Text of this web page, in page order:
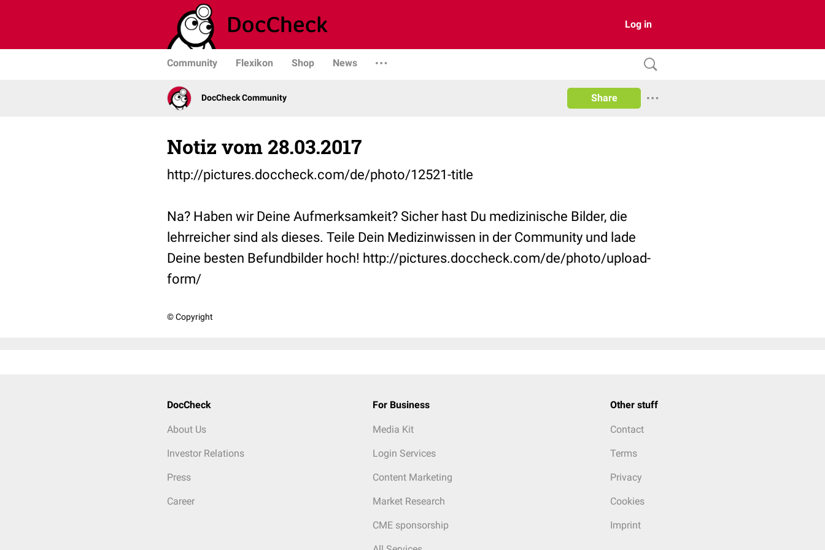
Log in
Community Flexikon Shop News
DocCheck Community Share
Notiz vom 28.03.2017
http://pictures.doccheck.com/de/photo/12521-title
Na? Haben wir Deine Aufmerksamkeit? Sicher hast Du medizinische Bilder, die
lehrreicher sind als dieses. Teile Dein Medizinwissen in der Community und lade
Deine besten Befundbilder hoch! http://pictures.doccheck.com/de/photo/upload-
form/
© Copyright
DocCheck
About Us
Investor Relations
Press
Career
For Business
Media Kit
Login Services
Content Marketing
Market Research
CME sponsorship
Other stuff
Contact
Terms
Privacy
Cookies
Imprint